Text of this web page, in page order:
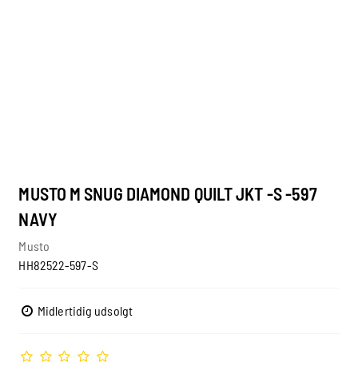
MUSTO M SNUG DIAMOND QUILT JKT -S -597
NAVY
Musto
HH82522-597-S
Midlertidig udsolgt